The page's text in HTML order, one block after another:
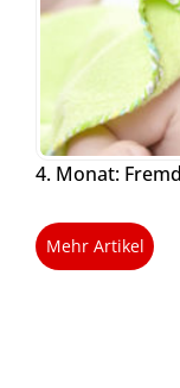
4. Monat:
Mehr Artikel